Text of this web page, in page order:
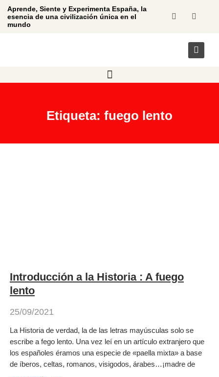
Aprende, Siente y Experimenta España, la
esencia de una civilización única en el
mundo
Etiqueta: fuego lento
Introducción a la Historia : A fuego
lento
25/09/2021
La Historia de verdad, la de las letras mayúsculas solo se
escribe a fego lento. Una vez leí en un artículo extranjero que
los españoles éramos una especie de «paella mixta» a base
de íberos, celtas, romanos, visigodos, árabes…¡madre de